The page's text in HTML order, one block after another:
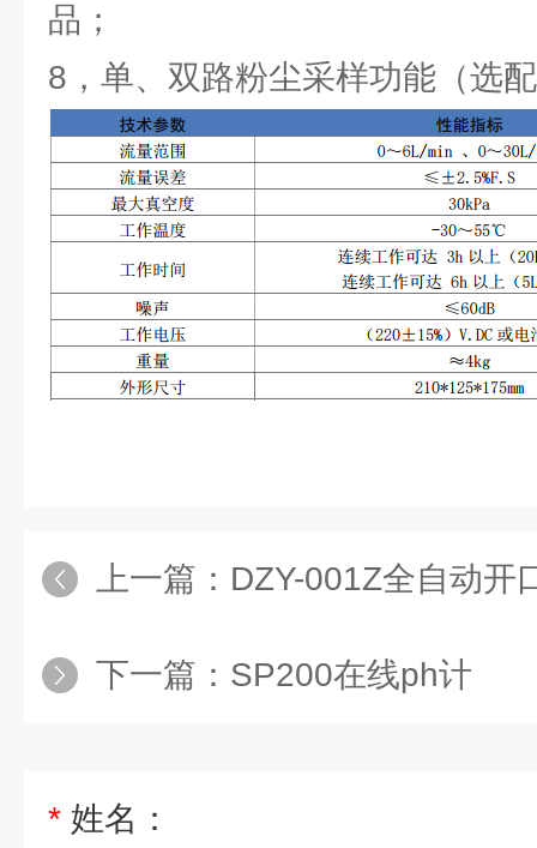
品；
8，单、双路粉尘采样功能（选
上一篇： DZY-001Z全自动开
下一篇： SP200在线ph计
* 姓名：